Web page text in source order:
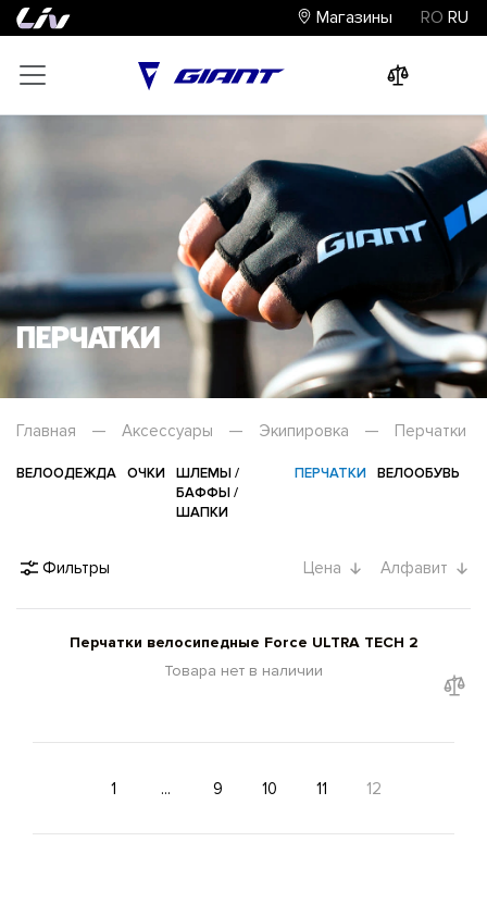
Магазины RO RU
Перчатки
Главная — Аксессуары — Экипировка — Перчатки
ВЕЛООДЕЖДА ОЧКИ
ШЛЕМЫ /
БАФФЫ /
ШАПКИ
ПЕРЧАТКИ ВЕЛООБУВЬ
Фильтры Цена Алфавит
Перчатки велосипедные Force ULTRA TECH 2
Товара нет в наличии
1 ... 9 10 11 12